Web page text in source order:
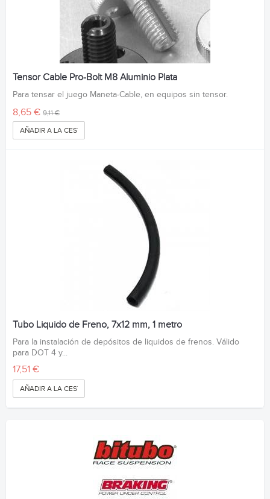
Tensor Cable Pro-Bolt M8 Aluminio Plata
Para tensar el juego Maneta-Cable, en equipos sin tensor.
8,65 € 9,11 €
AÑADIR A LA CESTA
Tubo Liquido de Freno, 7x12 mm, 1 metro
Para la instalación de depósitos de liquidos de frenos. Válido
para DOT 4 y...
17,51 €
AÑADIR A LA CESTA